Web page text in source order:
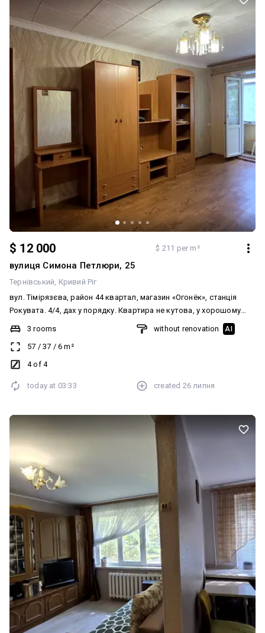
$ 12 000 $ 211 per m²
вулиця Симона Петлюри, 25
Тернівський Кривий Ріг
вул. Тімірязєва, район 44 квартал, магазин «Огонёк», станція
Рокувата. 4/4, дах у порядку. Квартира не кутова, у хорошому
стані. Замінені всі вікна на металопластикові, замінені труби,
санвузол повністю в кахлях, є всі лічильники. Вхідні залізні
двері. Балкон засклений металопластиком. Усі меблі, які є в
квартирі, залишаються. Ціна 🔥🔥🔥🔥🔥💰 ☎️ 067-251-251-8
3 rooms
57 / 37 / 6 m²
4 of 4
without renovation AI
today at 03:33 created 26 липня